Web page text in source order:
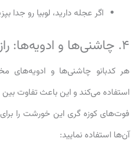
اگر عجله دارید، لوبیا رو جدا
۴. چاشنی‌ها و ادویه‌ها: راز مخفی قرمه سبزی!
هر کدبانو چاشنی‌ها و ادویه‌های
استفاده می‌کند و این باعث تفاوت‌
فوت‌های کوزه گری این خورشت را برای
آن‌ها استفاده نمایید: